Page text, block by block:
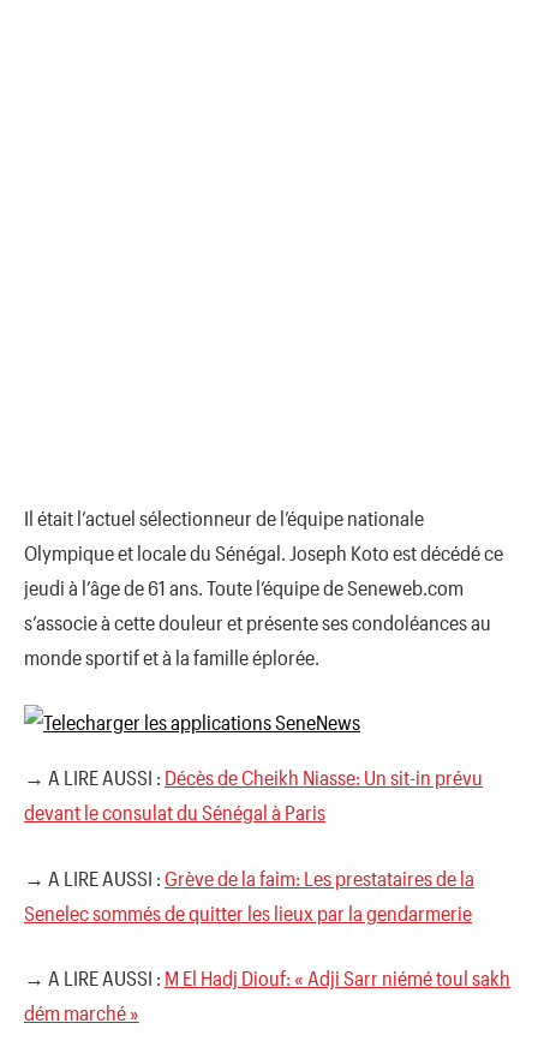
Il était l’actuel sélectionneur de l’équipe nationale
Olympique et locale du Sénégal. Joseph Koto est décédé ce
jeudi à l’âge de 61 ans. Toute l’équipe de Seneweb.com
s’associe à cette douleur et présente ses condoléances au
monde sportif et à la famille éplorée.
→ A LIRE AUSSI : Décès de Cheikh Niasse: Un sit-in prévu
devant le consulat du Sénégal à Paris
→ A LIRE AUSSI : Grève de la faim: Les prestataires de la
Senelec sommés de quitter les lieux par la gendarmerie
→ A LIRE AUSSI : M El Hadj Diouf: « Adji Sarr niémé toul sakh
dém marché »